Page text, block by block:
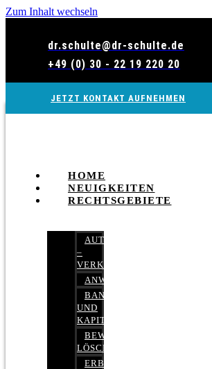
Zum Inhalt wechseln
dr.schulte@dr-schulte.de
+49 (0) 30 - 22 19 220 20
JETZT KONTAKT AUFNEHMEN
HOME
NEUIGKEITEN
RECHTSGEBIETE
AUTOBETRUG
–
VERKEHRSRECHT
ANWALTSHAFTUNGSRECHT
BANK-
UND
KAPITALMARKTRECHT
BEWERTUNGEN
LÖSCHEN
ERBRECHT